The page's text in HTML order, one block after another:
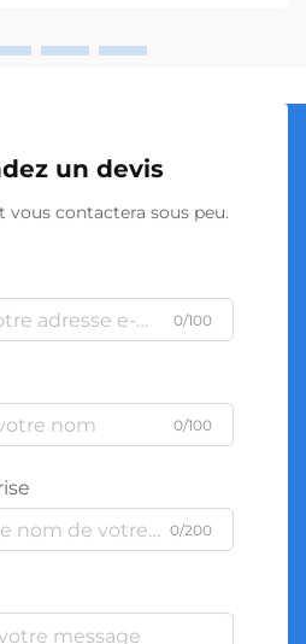
un devis
vous contactera sous peu.
0/100
0/100
0/200